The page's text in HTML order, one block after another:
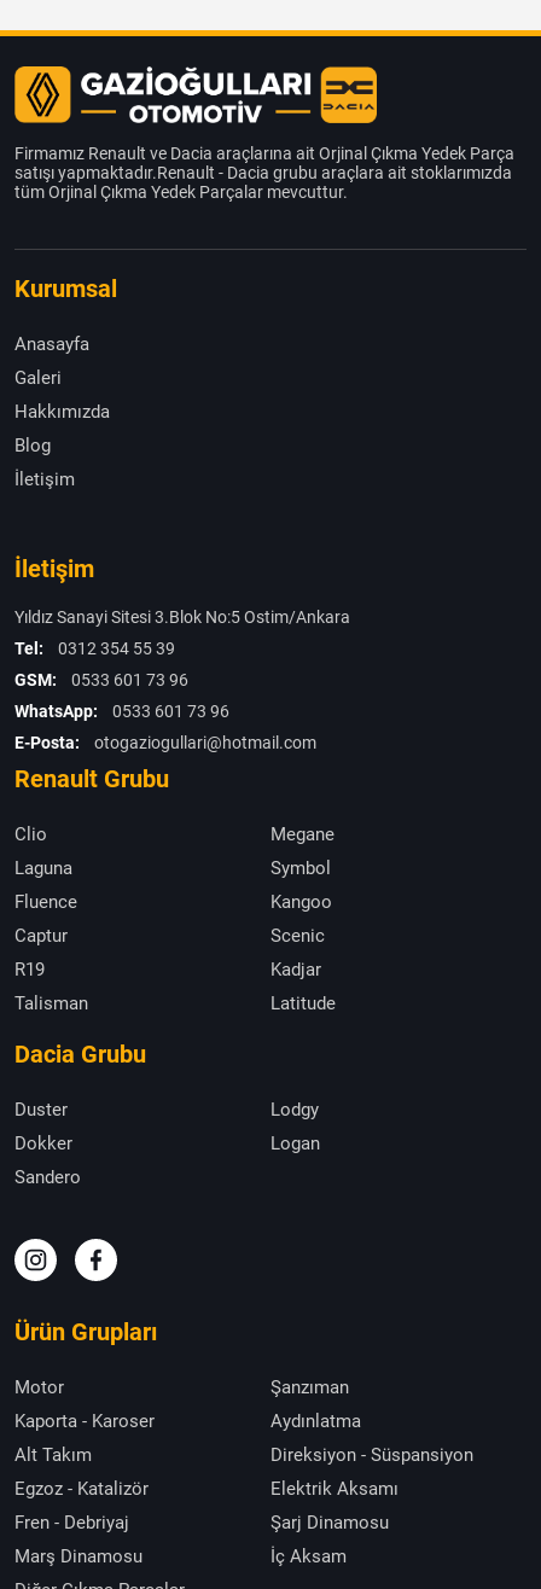
Firmamız Renault ve Dacia araçlarına ait Orjinal Çıkma Yedek Parça
satışı yapmaktadır.Renault - Dacia grubu araçlara ait stoklarımızda
tüm Orjinal Çıkma Yedek Parçalar mevcuttur.
Kurumsal
Anasayfa
Galeri
Hakkımızda
Blog
İletişim
İletişim
Yıldız Sanayi Sitesi 3.Blok No:5 Ostim/Ankara
Tel:
0312 354 55 39
GSM:
0533 601 73 96
WhatsApp:
0533 601 73 96
E-Posta:
otogaziogullari@hotmail.com
Renault Grubu
Clio
Megane
Laguna
Symbol
Fluence
Kangoo
Captur
Scenic
R19
Kadjar
Talisman
Latitude
Dacia Grubu
Duster
Lodgy
Dokker
Logan
Sandero
Ürün Grupları
Motor
Şanzıman
Kaporta - Karoser
Aydınlatma
Alt Takım
Direksiyon - Süspansiyon
Egzoz - Katalizör
Elektrik Aksamı
Fren - Debriyaj
Şarj Dinamosu
Marş Dinamosu
İç Aksam